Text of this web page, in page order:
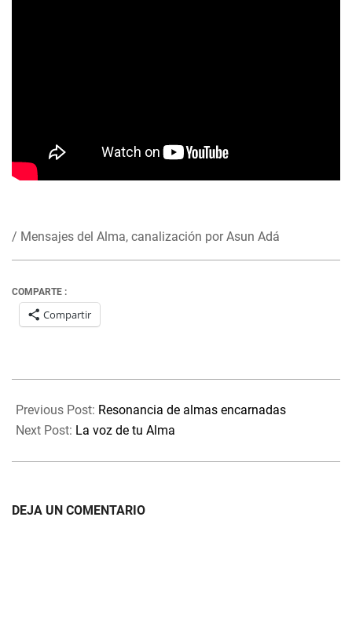
/ Mensajes del Alma, canalización por Asun Adá
COMPARTE :
Compartir
01-
15
Previous Post: Resonancia de almas encarnadas
Next Post: La voz de tu Alma
DEJA UN COMENTARIO